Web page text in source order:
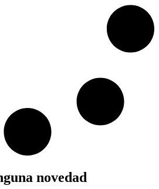
novedad